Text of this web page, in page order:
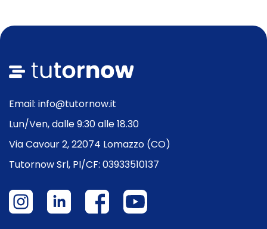
Email: info@tutornow.it
Lun/Ven, dalle 9:30 alle 18.30
Via Cavour 2, 22074 Lomazzo (CO)
Tutornow Srl, PI/CF: 03933510137